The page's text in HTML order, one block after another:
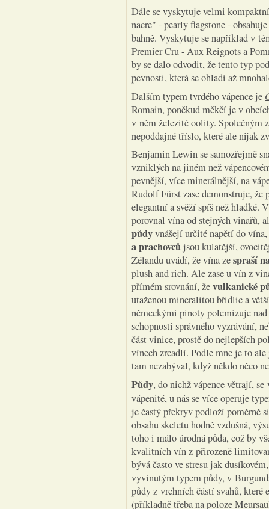
Dále se vyskytuje velmi
nacre" - pearly flagstone -
bahně. Vyskytuje se například v
Premier Cru - Aux Reignots a
by se dalo odvodit, že tento typ
pevnosti, která se ohladí až
Dalším typem tvrdého vápence je
Romain, poněkud měkčí je v
v něm železité oolity. Společným
nepoddajné tříslo, které ale nijak
Benjamin Lewin se samozřejmě
vzniklých na jiném než
pevnější, více minerálnější, na
Rudolf Fürst zase demonstruje,
elegantní a svěží spíš než
porovnal vína od stejných vinařů,
půdyvnášejí určité napětí do
a prachovců jsou kulatější,
Zélandu uvádí, že vína zespraší
plush and rich. Ale zase u vín z
přímém srovnání, ževulkanické
utaženou mineralitou břidlic a
německými pinoty polemizuje
schopnosti správného vyzrávání,
část vinice, prostě do nejlepších
vínech zrcadlí. Podle mne je to
tam nezabýval, když někdo něco
Půdy, do nichž vápence větrají,
vápenité, u nás se více operuje
je častý překryv podloží poměrně
obsahu skeletu hodně vzdušná,
toho i málo úrodná půda, což by
kvalitních vín z přirozeně
bývá často ve stresu jak
vyvinutým typem půdy, v
půdy z vrchních částí svahů,
(příkladně třeba na poloze